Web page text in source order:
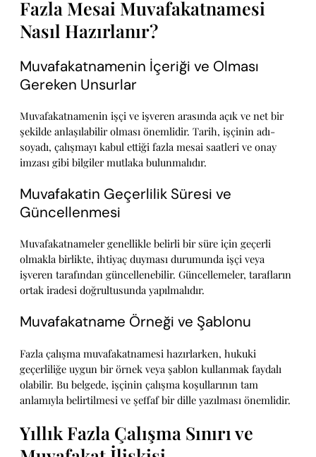
Fazla Mesai Muvafakatnamesi
Nasıl Hazırlanır?
Muvafakatnamenin İçeriği ve Olması
Gereken Unsurlar
Muvafakatnamenin işçi ve işveren arasında açık ve net bir
şekilde anlaşılabilir olması önemlidir. Tarih, işçinin adı-
soyadı, çalışmayı kabul ettiği fazla mesai saatleri ve onay
imzası gibi bilgiler mutlaka bulunmalıdır.
Muvafakatin Geçerlilik Süresi ve
Güncellenmesi
Muvafakatnameler genellikle belirli bir süre için geçerli
olmakla birlikte, ihtiyaç duyması durumunda işçi veya
işveren tarafından güncellenebilir. Güncellemeler, tarafların
ortak iradesi doğrultusunda yapılmalıdır.
Muvafakatname Örneği ve Şablonu
Fazla çalışma muvafakatnamesi hazırlarken, hukuki
geçerliliğe uygun bir örnek veya şablon kullanmak faydalı
olabilir. Bu belgede, işçinin çalışma koşullarının tam
anlamıyla belirtilmesi ve şeffaf bir dille yazılması önemlidir.
Yıllık Fazla Çalışma Sınırı ve